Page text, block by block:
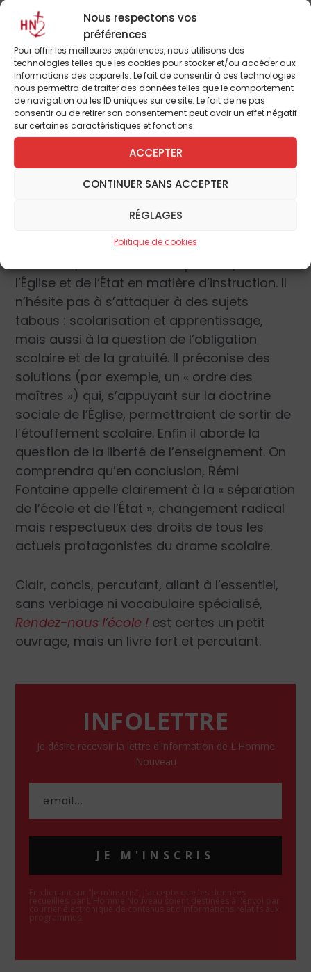
Nous respectons vos
préférences
Pour offrir les meilleures expériences, nous utilisons des
technologies telles que les cookies pour stocker et/ou accéder aux
informations des appareils. Le fait de consentir à ces technologies
nous permettra de traiter des données telles que le comportement
de navigation ou les ID uniques sur ce site. Le fait de ne pas
consentir ou de retirer son consentement peut avoir un effet négatif
sur certaines caractéristiques et fonctions.
ACCEPTER
CONTINUER SANS ACCEPTER
RÉGLAGES
Politique de cookies
fonction des thèmes qui plairont au grand
public. Nourri de la sagesse grecque, habité
par les principes chrétiens, soumis par
discipline au réel, il condense dans ce petit
livre de moins de cent pages sa réflexion sur
les moyens de sortir de la crise scolaire.
Des rappels fondamentaux
Il souligne ainsi quelques distinctions bien
nécessaires, par exemple que « service
public » ne signifie pas forcément « service
principes à défendre contre l’envahissement
l’Église et de l’État en matière d’instruction. Il
n’hésite pas à s’attaquer à des sujets
tabous : scolarisation et apprentissage,
mais aussi à la question de l’obligation
scolaire et de la gratuité. Il préconise des
solutions (par exemple, un « ordre des
maîtres ») qui, s’appuyant sur la doctrine
sociale de l’Église, permettraient de sortir de
l’étouffement scolaire. Enfin il aborde la
question de la liberté de l’enseignement. On
comprendra qu’en conclusion, Rémi
Fontaine appelle clairement à la « séparation
de l’école et de l’État », changement radical
mais respectueux des droits de tous les
actuels protagonistes du drame scolaire.
Clair, concis, percutant, allant à l’essentiel,
sans verbiage ni vocabulaire spécialisé,
Rendez-nous l’école ! est certes un petit
ouvrage, mais un livre fort et percutant.
INFOLETTRE
Je désire recevoir la lettre d'information de L'Homme
Nouveau
JE M'INSCRIS
En cliquant sur "Je m'inscris", j'accepte que les données
recueillies par L'Homme Nouveau soient destinées à l'envoi par
courrier électronique de contenus et d'informations relatifs aux
programmes.